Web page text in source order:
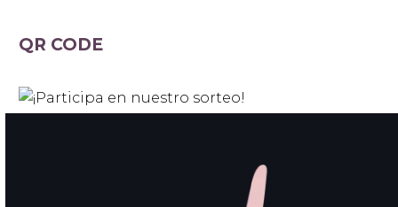
QR CODE